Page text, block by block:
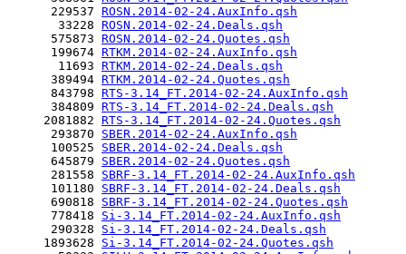
      229537
ROSN.2014-02-24.AuxInfo.qsh
       33228
ROSN.2014-02-24.Deals.qsh
      575873
ROSN.2014-02-24.Quotes.qsh
      199674
RTKM.2014-02-24.AuxInfo.qsh
       11693
RTKM.2014-02-24.Deals.qsh
      389494
RTKM.2014-02-24.Quotes.qsh
      843798
RTS-3.14_FT.2014-02-24.AuxInfo.qsh
      384809
RTS-3.14_FT.2014-02-24.Deals.qsh
     2081882
RTS-3.14_FT.2014-02-24.Quotes.qsh
      293870
SBER.2014-02-24.AuxInfo.qsh
      100525
SBER.2014-02-24.Deals.qsh
      645879
SBER.2014-02-24.Quotes.qsh
      281558
SBRF-3.14_FT.2014-02-24.AuxInfo.qsh
      101180
SBRF-3.14_FT.2014-02-24.Deals.qsh
      690818
SBRF-3.14_FT.2014-02-24.Quotes.qsh
      778418
Si-3.14_FT.2014-02-24.AuxInfo.qsh
      290328
Si-3.14_FT.2014-02-24.Deals.qsh
     1893628
Si-3.14_FT.2014-02-24.Quotes.qsh